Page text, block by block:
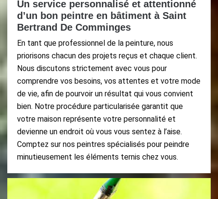
Un service personnalisé et attentionné
d’un bon peintre en bâtiment à Saint
Bertrand De Comminges
En tant que professionnel de la peinture, nous
priorisons chacun des projets reçus et chaque client.
Nous discutons strictement avec vous pour
comprendre vos besoins, vos attentes et votre mode
de vie, afin de pourvoir un résultat qui vous convient
bien. Notre procédure particularisée garantit que
votre maison représente votre personnalité et
devienne un endroit où vous vous sentez à l’aise.
Comptez sur nos peintres spécialisés pour peindre
minutieusement les éléments ternis chez vous.